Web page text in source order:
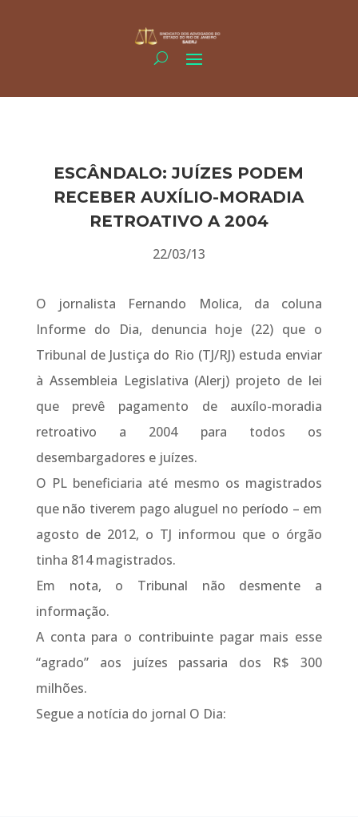
ESCÂNDALO: JUÍZES PODEM
RECEBER AUXÍLIO-MORADIA
RETROATIVO A 2004
22/03/13
O jornalista Fernando Molica, da coluna
Informe do Dia, denuncia hoje (22) que o
Tribunal de Justiça do Rio (TJ/RJ) estuda enviar
à Assembleia Legislativa (Alerj) projeto de lei
que prevê pagamento de auxílo-moradia
retroativo a 2004 para todos os
desembargadores e juízes.
O PL beneficiaria até mesmo os magistrados
que não tiverem pago aluguel no período – em
agosto de 2012, o TJ informou que o órgão
tinha 814 magistrados.
Em nota, o Tribunal não desmente a
informação.
A conta para o contribuinte pagar mais esse
“agrado” aos juízes passaria dos R$ 300
milhões.
Segue a notícia do jornal O Dia: